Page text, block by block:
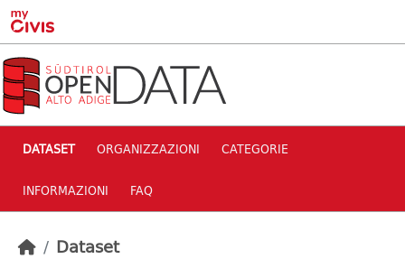
Skip to main content
DATASET ORGANIZZAZIONI CATEGORIE
INFORMAZIONI FAQ
Dataset